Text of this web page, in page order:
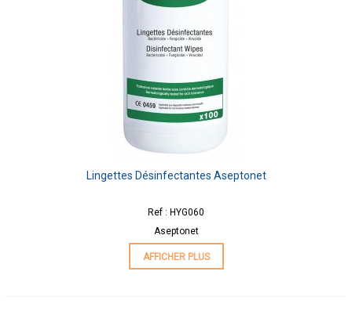
Lingettes Désinfectantes Aseptonet
Ref : HYG060
Aseptonet
AFFICHER PLUS